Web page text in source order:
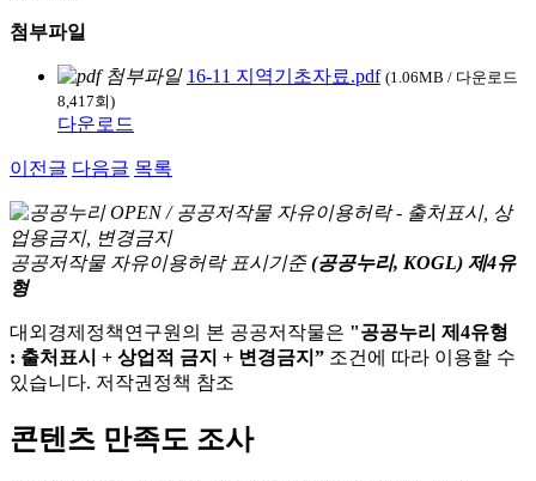
첨부파일
16-11 지역기초자료.pdf (1.06MB / 다운로드
8,417회)
다운로드
이전글 다음글 목록
공공저작물 자유이용허락 표시기준 (공공누리, KOGL) 제4유
형
대외경제정책연구원의 본 공공저작물은 "공공누리 제4유형
: 출처표시 + 상업적 금지 + 변경금지” 조건에 따라 이용할 수
있습니다. 저작권정책 참조
콘텐츠 만족도 조사